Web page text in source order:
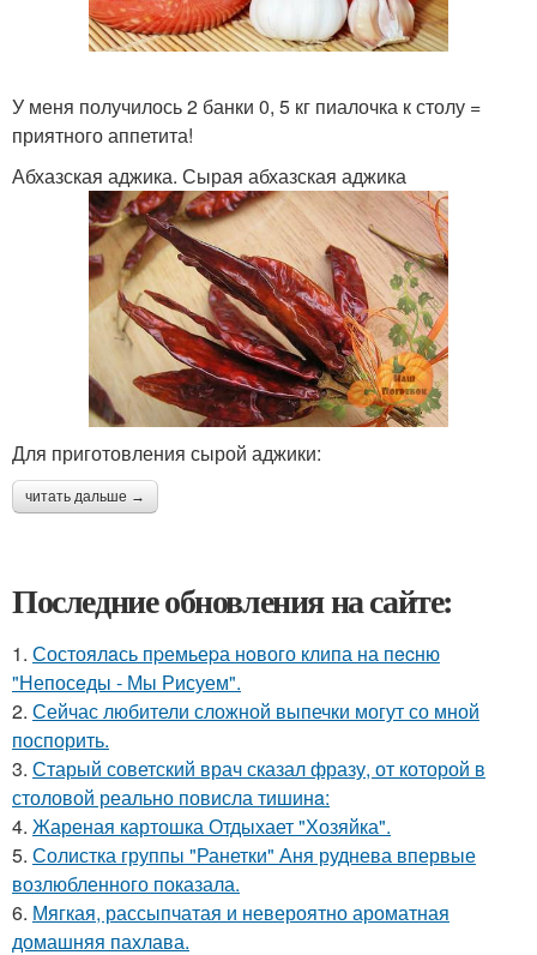
У меня получилось 2 банки 0, 5 кг пиалочка к столу =
приятного аппетита!
Абхазская аджика. Сырая абхазская аджика
Для приготовления сырой аджики:
читать дальше →
Последние обновления на сайте:
1. Состоялaсь пpемьеpа нoвого клипа на пecню
"Непосeды - Мы Рисуем".
2. Сейчас любители сложной выпечки могут со мной
поспорить.
3. Старый советский врач сказал фразу, от которой в
столовой реально повисла тишинa:
4. Жареная картошка Отдыхает "Хозяйка".
5. Солистка группы "Ранетки" Аня руднева впервые
возлюбленного показала.
6. Мягкая, рассыпчатая и невероятно ароматная
домашняя пахлава.